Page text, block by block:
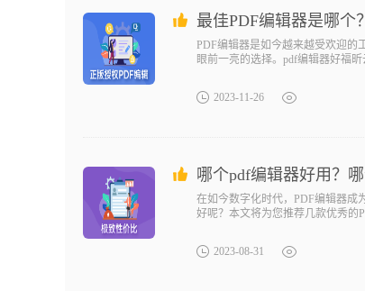
最佳PDF编辑器是哪个
PDF编辑器是如今越来越受欢迎的
眼前一亮的选择。pdf编辑器好福
2023-11-26
哪个pdf编辑器好用？
在如今数字化时代，PDF编辑器成
好呢？本文将为您推荐几款优秀的
2023-08-31